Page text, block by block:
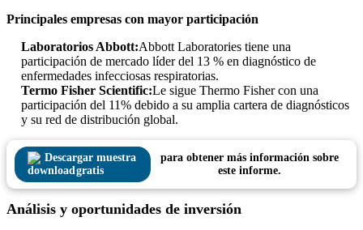
Principales empresas con mayor participación
Laboratorios Abbott:Abbott Laboratories tiene una
participación de mercado líder del 13 % en diagnóstico de
enfermedades infecciosas respiratorias.
Termo Fisher Scientific:Le sigue Thermo Fisher con una
participación del 11% debido a su amplia cartera de diagnósticos
y su red de distribución global.
Descargar muestra
gratis
para obtener más información sobre
este informe.
Análisis y oportunidades de inversión